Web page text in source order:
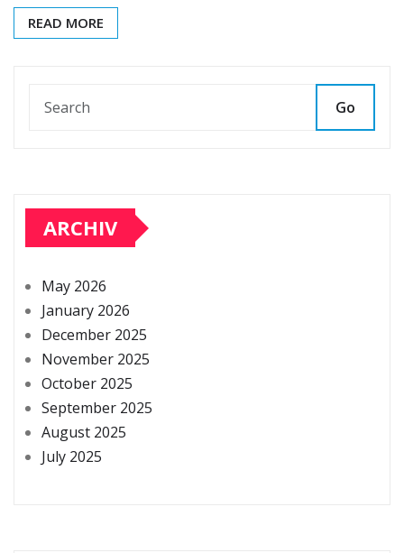
READ MORE
Go
ARCHIV
May 2026
January 2026
December 2025
November 2025
October 2025
September 2025
August 2025
July 2025